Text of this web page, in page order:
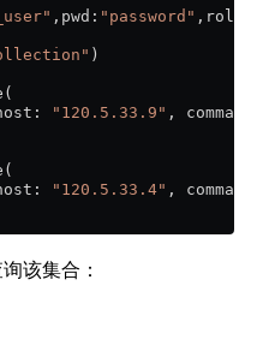
,pwd: "password"
)
"120.5.33.9" ,
"120.5.33.4" ,
该集合：